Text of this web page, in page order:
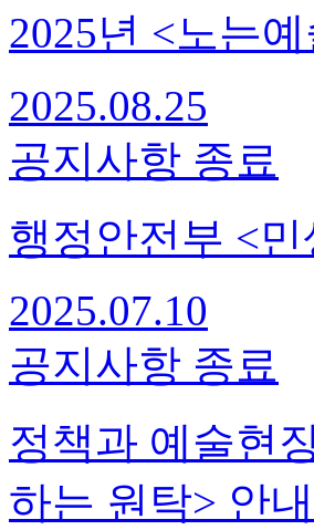
2025년 <노는
2025.08.25
공지사항 종료
행정안전부 <
2025.07.10
공지사항 종료
정책과 예술현
하는 원탁> 안